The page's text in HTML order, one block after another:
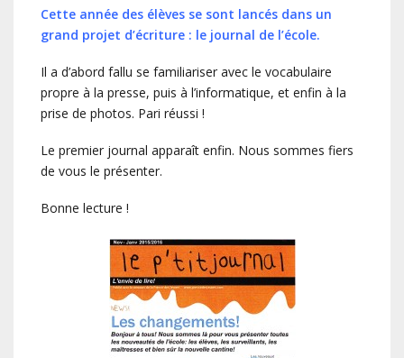
Cette année des élèves se sont lancés dans un
grand projet d’écriture : le journal de l’école.
Il a d’abord fallu se familiariser avec le vocabulaire
propre à la presse, puis à l’informatique, et enfin à la
prise de photos. Pari réussi !
Le premier journal apparaît enfin. Nous sommes fiers
de vous le présenter.
Bonne lecture !